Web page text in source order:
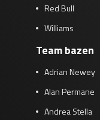
Red Bull
Williams
Team bazen
Adrian Newey
Alan Permane
Andrea Stella